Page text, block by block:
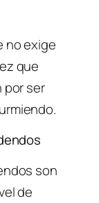
no exige
que
por ser
son
de